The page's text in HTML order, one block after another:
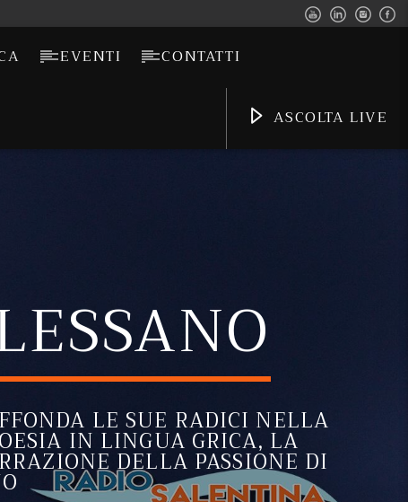
EVENTI CONTATTI
ASCOLTA LIVE
LE SUE RADICI NELLA
IN LINGUA GRICA, LA
DELLA PASSIONE DI